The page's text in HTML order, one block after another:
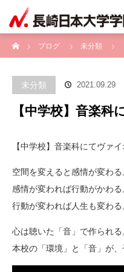
ブログ
未分類
未分類 2021.09.29
【中学校】音楽科
【中学校】音楽科にてヴァイ
空間を変えると感情が変わる
感情が変われば行動がかわる
行動が変われば人生も変わる
心は聴いた「音」で作られる
本校の「環境」と「音」が、